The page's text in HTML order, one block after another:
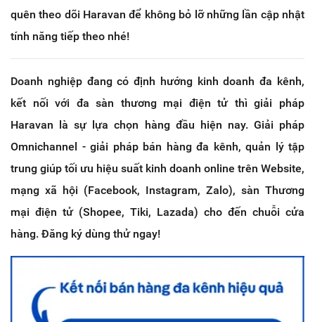
quên theo dõi Haravan để không bỏ lỡ những lần cập nhật
tính năng tiếp theo nhé!
Doanh nghiệp đang có định hướng kinh doanh đa kênh,
kết nối với đa sàn thương mại điện tử thì giải pháp
Haravan là sự lựa chọn hàng đầu hiện nay. Giải pháp
Omnichannel - giải pháp bán hàng đa kênh, quản lý tập
trung giúp tối ưu hiệu suất kinh doanh online trên Website,
mạng xã hội (Facebook, Instagram, Zalo), sàn Thương
mại điện tử (Shopee, Tiki, Lazada) cho đến chuỗi cửa
hàng. Đăng ký dùng thử ngay!